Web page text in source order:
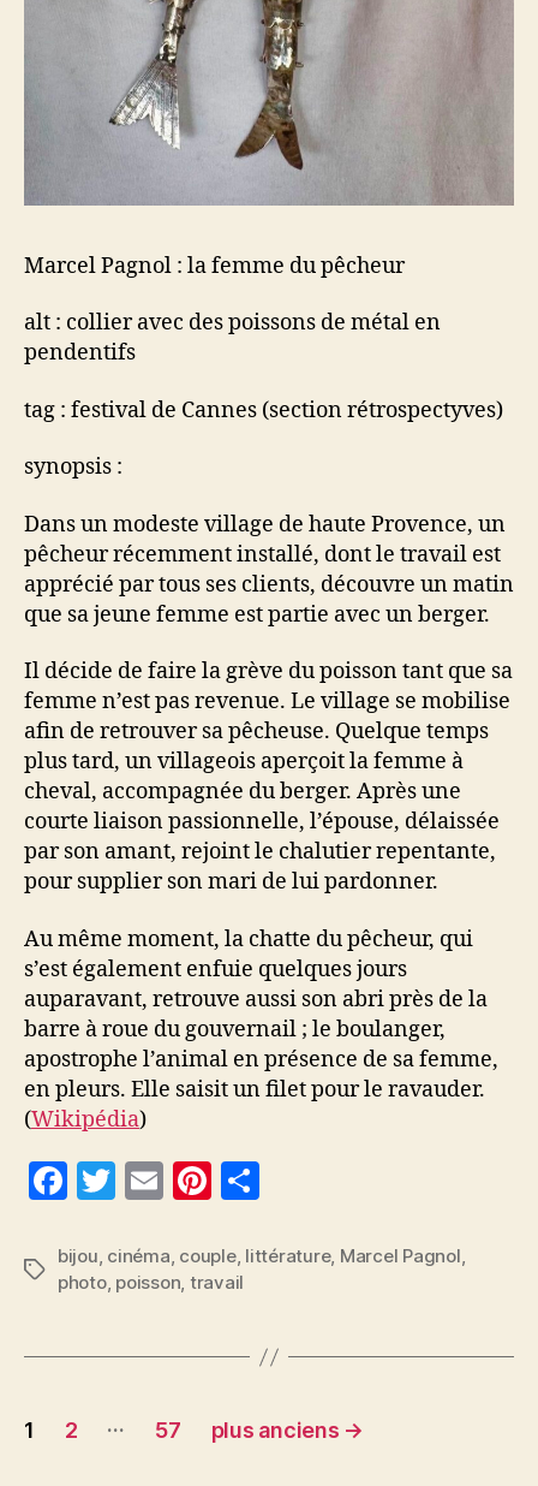
Marcel Pagnol : la femme du pêcheur
alt : collier avec des poissons de métal en
pendentifs
tag : festival de Cannes (section rétrospectyves)
synopsis :
Dans un modeste village de haute Provence, un
pêcheur récemment installé, dont le travail est
apprécié par tous ses clients, découvre un matin
que sa jeune femme est partie avec un berger.
Il décide de faire la grève du poisson tant que sa
femme n’est pas revenue. Le village se mobilise
afin de retrouver sa pêcheuse. Quelque temps
plus tard, un villageois aperçoit la femme à
cheval, accompagnée du berger. Après une
courte liaison passionnelle, l’épouse, délaissée
par son amant, rejoint le chalutier repentante,
pour supplier son mari de lui pardonner.
Au même moment, la chatte du pêcheur, qui
s’est également enfuie quelques jours
auparavant, retrouve aussi son abri près de la
barre à roue du gouvernail ; le boulanger,
apostrophe l’animal en présence de sa femme,
en pleurs. Elle saisit un filet pour le ravauder.
(Wikipédia)
F
c
e
o
o
k
T
itt
er
E
ai
l
Pi
er
es
rt
g
er
Étiquettes
bijou, cinéma, couple, littérature, Marcel Pagnol,
photo, poisson, travail
Pagination
1 2 … 57 plus anciens →